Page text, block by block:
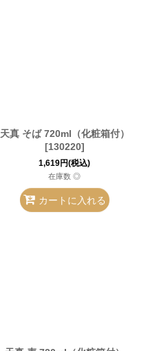
天真 そば 720ml（化粧箱付）
[130220]
1,619円(税込)
在庫数 ◎
カートに入れる